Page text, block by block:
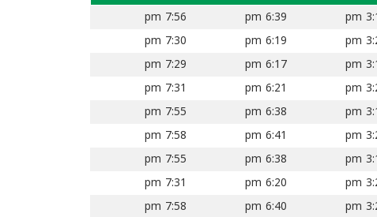
6:39 pm
7:56 pm
6:19 pm
7:30 pm
6:17 pm
7:29 pm
6:21 pm
7:31 pm
6:38 pm
7:55 pm
6:41 pm
7:58 pm
6:38 pm
7:55 pm
6:20 pm
7:31 pm
6:40 pm
7:58 pm